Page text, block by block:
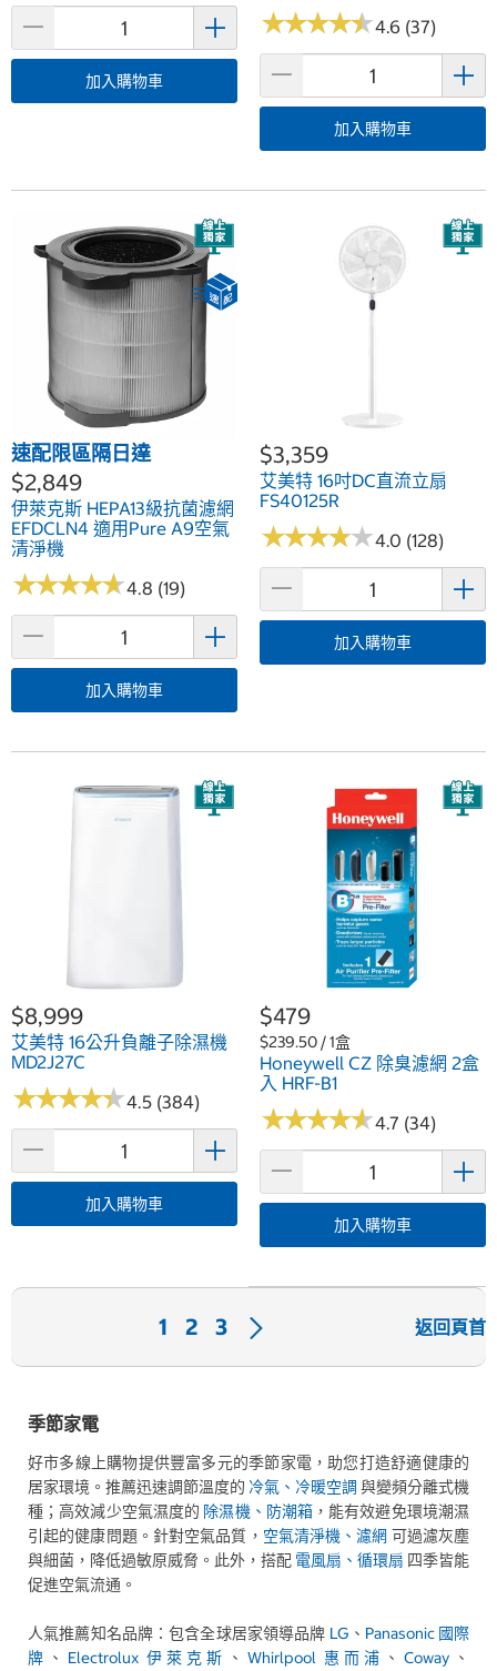
加入購物車
★★★★★
★★★★★4.6 (37)
加入購物車
速配限區隔日達
$2,849
伊萊克斯 HEPA13級抗菌濾網
EFDCLN4 適用Pure A9空氣
清淨機
★★★★★
★★★★★4.8 (19)
加入購物車
$3,359
艾美特 16吋DC直流立扇
FS40125R
★★★★★
★★★★★4.0 (128)
加入購物車
$8,999
艾美特 16公升負離子除濕機
MD2J27C
★★★★★
★★★★★4.5 (384)
加入購物車
$479
$239.50 / 1盒
Honeywell CZ 除臭濾網 2盒
入 HRF-B1
★★★★★
★★★★★4.7 (34)
加入購物車
1 2 3 返回頁首
季節家電
好市多線上購物提供豐富多元的季節家電，助您打造舒適健康的
居家環境。推薦迅速調節溫度的 冷氣、冷暖空調 與變頻分離式機
種；高效減少空氣濕度的 除濕機、防潮箱 ，能有效避免環境潮濕
引起的健康問題。針對空氣品質， 空氣清淨機、濾網 可過濾灰塵
與細菌，降低過敏原威脅。此外，搭配 電風扇、循環扇 四季皆能
促進空氣流通。
人氣推薦知名品牌：包含全球居家領導品牌 LG 、 Panasonic 國際
牌 、 Electrolux 伊萊克斯 、 Whirlpool 惠而浦 、 Coway、